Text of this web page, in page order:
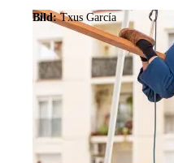
Bild: Txus García